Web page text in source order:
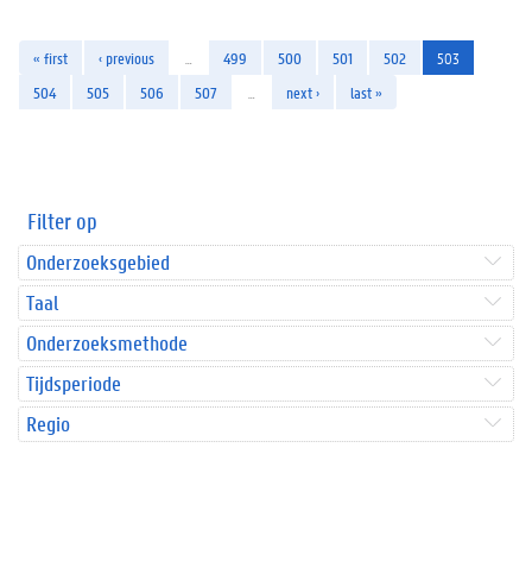
« first ‹ previous 499 500 501 502
503
504
505 506 507 next › last »
Filter op
Onderzoeksgebied
Taal
Onderzoeksmethode
Tijdsperiode
Regio